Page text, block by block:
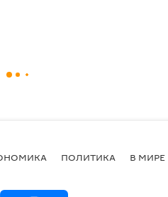
ПОЛИТИКА В МИРЕ